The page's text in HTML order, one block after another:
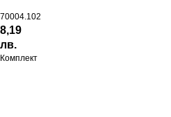
70004.102
8,19
лв.
Комплект